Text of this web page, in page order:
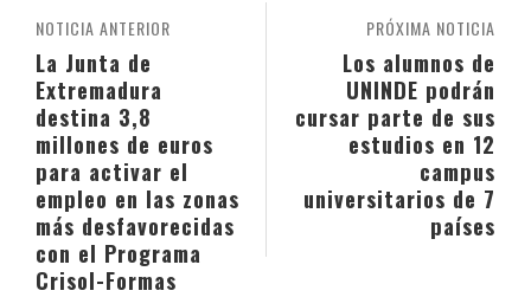
PRÓXIMA NOTICIA
Los alumnos de
UNINDE podrán
cursar parte de sus
estudios en 12
campus
universitarios de 7
países
NOTICIA ANTERIOR
La Junta de
Extremadura
destina 3,8
millones de euros
para activar el
empleo en las zonas
más desfavorecidas
con el Programa
Crisol-Formas